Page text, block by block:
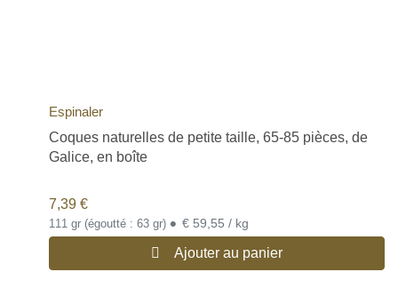
Espinaler
Coques naturelles de petite taille, 65-85 pièces, de
Galice, en boîte
7,39 €
111 gr (égoutté : 63 gr) • € 59,55 / kg
Ajouter au panier